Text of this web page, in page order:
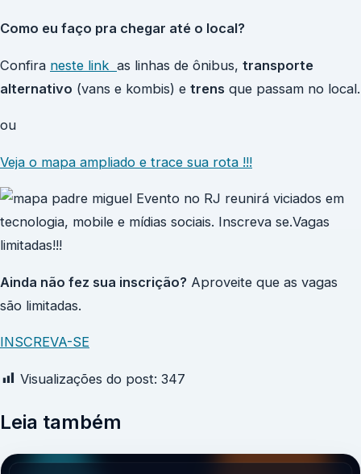
Como eu faço pra chegar até o local?
Confira neste link as linhas de ônibus, transporte
alternativo (vans e kombis) e trens que passam no local.
ou
Veja o mapa ampliado e trace sua rota !!!
Ainda não fez sua inscrição? Aproveite que as vagas
são limitadas.
INSCREVA-SE
Visualizações do post: 347
Leia também